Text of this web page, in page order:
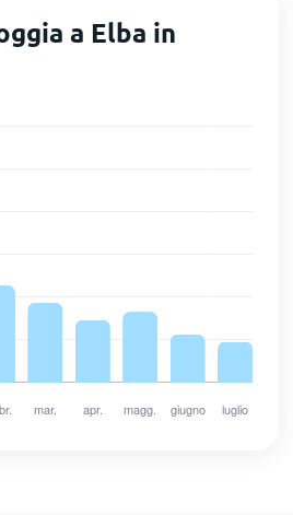
a Elba in